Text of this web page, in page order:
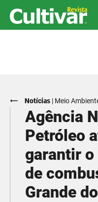
Notícias | Meio
Agência
Petróleo
garantir
de
Grande